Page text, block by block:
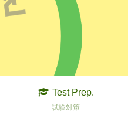
Test Prep.
試験対策